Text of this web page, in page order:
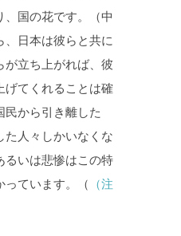
、国の花です。（中
、日本は彼らと共に
が立ち上がれば、彼
げてくれることは確
民から引き離した
た人々しかいなくな
るいは悲惨はこの特
っています。（
（注